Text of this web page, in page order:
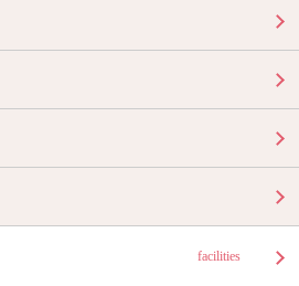
facilities